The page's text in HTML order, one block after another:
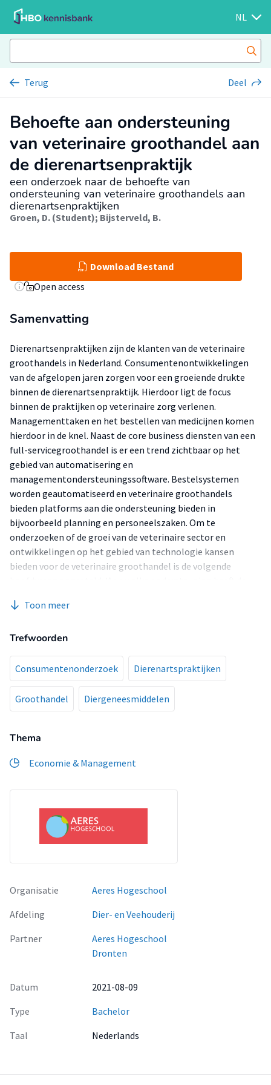
NL
Terug Deel
Behoefte aan ondersteuning
van veterinaire groothandel aan
de dierenartsenpraktijk
een onderzoek naar de behoefte van
ondersteuning van veterinaire groothandels aan
dierenartsenpraktijken
Groen, D. (Student); Bijsterveld, B.
Download Bestand
Open access
Samenvatting
Dierenartsenpraktijken zijn de klanten van de veterinaire
groothandels in Nederland. Consumentenontwikkelingen
van de afgelopen jaren zorgen voor een groeiende drukte
binnen de dierenartsenpraktijk. Hierdoor ligt de focus
binnen de praktijken op veterinaire zorg verlenen.
Managementtaken en het bestellen van medicijnen komen
hierdoor in de knel. Naast de core business diensten van een
full-servicegroothandel is er een trend zichtbaar op het
gebied van automatisering en
managementondersteuningssoftware. Bestelsystemen
worden geautomatiseerd en veterinaire groothandels
bieden platforms aan die ondersteuning bieden in
bijvoorbeeld planning en personeelszaken. Om te
onderzoeken of de groei van de veterinaire sector en
ontwikkelingen op het gebied van technologie kansen
bieden voor de veterinaire groothandel is de volgende
veterinaire groothandel in diergeneesmiddelen?’
Toon meer
Trefwoorden
Consumentenonderzoek Dierenartspraktijken
Groothandel Diergeneesmiddelen
Thema
Economie & Management
Organisatie
Aeres Hogeschool
Afdeling
Dier- en Veehouderij
Partner
Aeres Hogeschool
Dronten
Datum
2021-08-09
Type
Bachelor
Taal
Nederlands